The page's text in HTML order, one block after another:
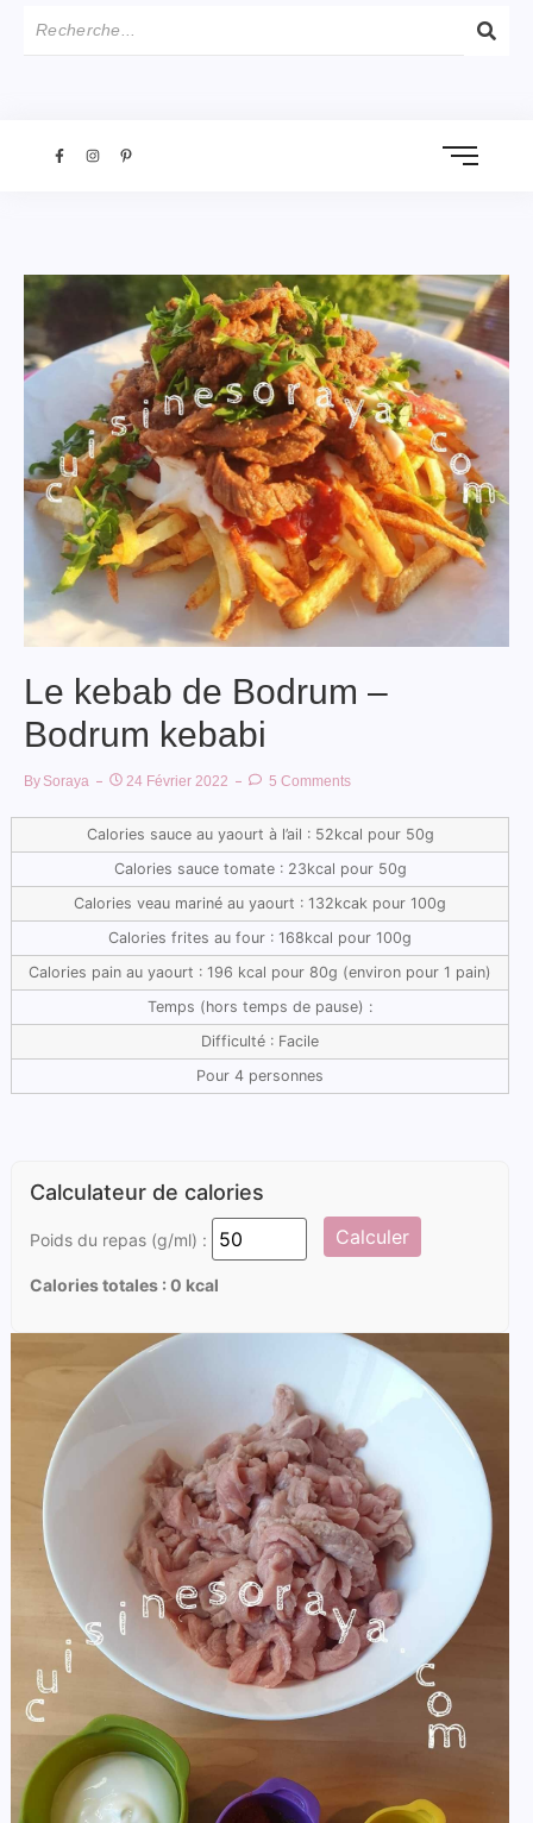
Le kebab de Bodrum –
Bodrum kebabi
By Soraya 24 Février 2022 5 Comments
Calories sauce au yaourt à l’ail : 52kcal pour 50g
Calories sauce tomate : 23kcal pour 50g
Calories veau mariné au yaourt : 132kcak pour 100g
Calories frites au four : 168kcal pour 100g
Calories pain au yaourt : 196 kcal pour 80g (environ pour 1 pain)
Temps (hors temps de pause) :
Difficulté : Facile
Pour 4 personnes
Calculateur de calories
Poids du repas (g/ml) : Calculer
Calories totales : 0 kcal